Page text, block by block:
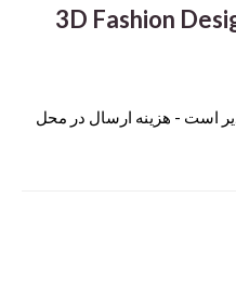
3D Fashion
است - هزینه ارسال در محل